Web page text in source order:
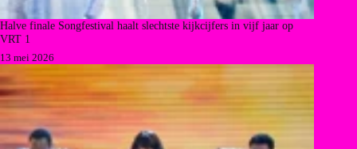
Halve finale Songfestival haalt slechtste kijkcijfers in vijf jaar op
VRT 1
13 mei 2026